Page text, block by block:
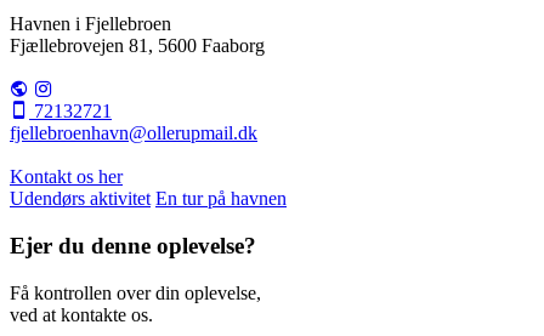
Havnen i Fjellebroen
Fjællebrovejen 81, 5600 Faaborg
72132721
fjellebroenhavn@ollerupmail.dk
Kontakt os her
Udendørs aktivitet En tur på havnen
Ejer du denne oplevelse?
Få kontrollen over din oplevelse,
ved at kontakte os.